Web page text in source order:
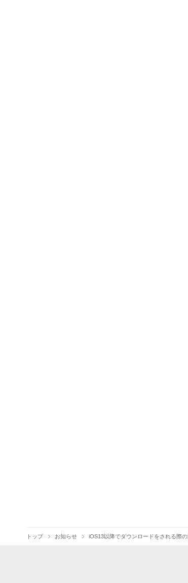
トップ お知らせ iOS13以降でダウンロードをされる際